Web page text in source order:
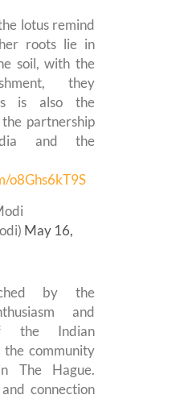
lotus remind
roots lie in
soil, with the
they
is also the
partnership
and the
o8Ghs6kT9S
May 16,
by the
and
the Indian
community
The Hague.
connection